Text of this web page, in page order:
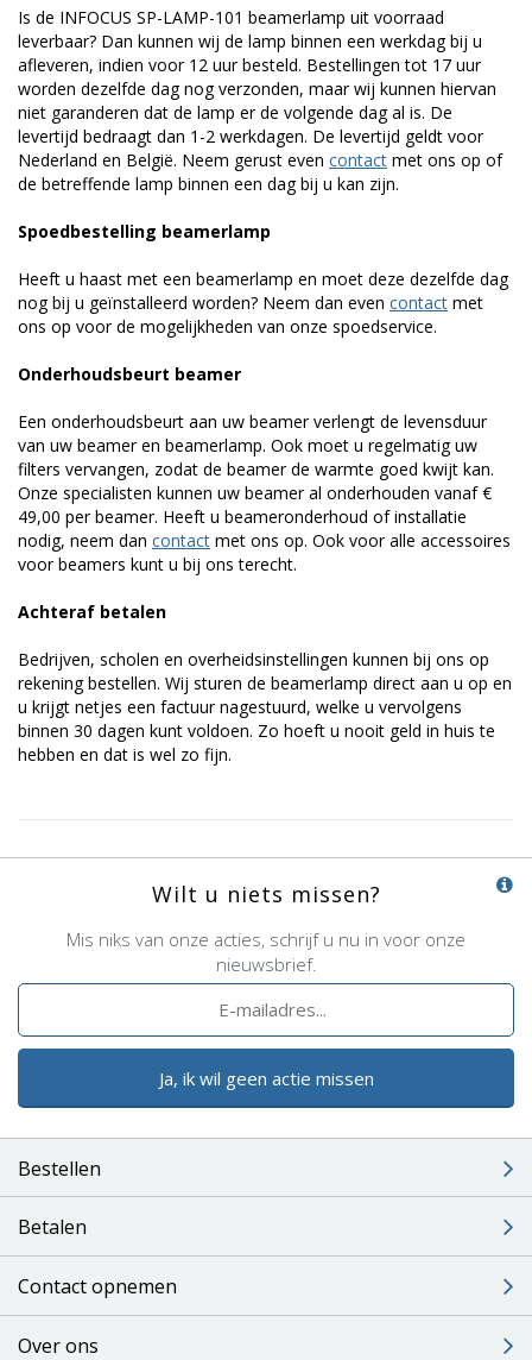
Is de INFOCUS SP-LAMP-101 beamerlamp uit voorraad
leverbaar? Dan kunnen wij de lamp binnen een werkdag bij u
afleveren, indien voor 12 uur besteld. Bestellingen tot 17 uur
worden dezelfde dag nog verzonden, maar wij kunnen hiervan
niet garanderen dat de lamp er de volgende dag al is. De
levertijd bedraagt dan 1-2 werkdagen. De levertijd geldt voor
Nederland en België. Neem gerust even contact met ons op of
de betreffende lamp binnen een dag bij u kan zijn.
Spoedbestelling beamerlamp
Heeft u haast met een beamerlamp en moet deze dezelfde dag
nog bij u geïnstalleerd worden? Neem dan even contact met
ons op voor de mogelijkheden van onze spoedservice.
Onderhoudsbeurt beamer
Een onderhoudsbeurt aan uw beamer verlengt de levensduur
van uw beamer en beamerlamp. Ook moet u regelmatig uw
filters vervangen, zodat de beamer de warmte goed kwijt kan.
Onze specialisten kunnen uw beamer al onderhouden vanaf €
49,00 per beamer. Heeft u beameronderhoud of installatie
nodig, neem dan contact met ons op. Ook voor alle accessoires
voor beamers kunt u bij ons terecht.
Achteraf betalen
Bedrijven, scholen en overheidsinstellingen kunnen bij ons op
rekening bestellen. Wij sturen de beamerlamp direct aan u op en
u krijgt netjes een factuur nagestuurd, welke u vervolgens
binnen 30 dagen kunt voldoen. Zo hoeft u nooit geld in huis te
hebben en dat is wel zo fijn.
Wilt u niets missen?
Mis niks van onze acties, schrijf u nu in voor onze
nieuwsbrief.
Ja, ik wil geen actie missen
Bestellen
Betalen
Contact opnemen
Over ons